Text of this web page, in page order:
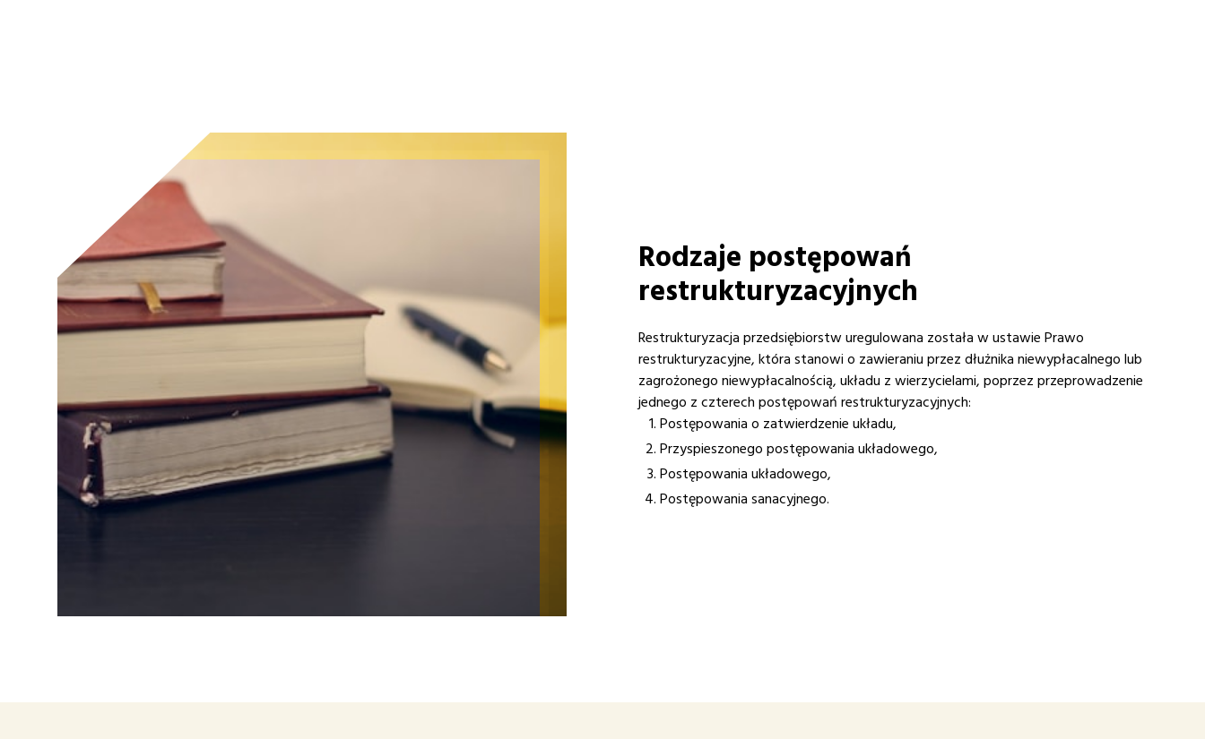
Rodzaje postępowań
restrukturyzacyjnych
Restrukturyzacja przedsiębiorstw uregulowana została w ustawie Prawo
restrukturyzacyjne, która stanowi o zawieraniu przez dłużnika niewypłacalnego lub
zagrożonego niewypłacalnością, układu z wierzycielami, poprzez przeprowadzenie
jednego z czterech postępowań restrukturyzacyjnych:
Postępowania o zatwierdzenie układu,
Przyspieszonego postępowania układowego,
Postępowania układowego,
Postępowania sanacyjnego.